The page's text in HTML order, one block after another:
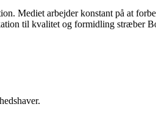
Mediet arbejder konstant på at
til kvalitet og formidling stræber